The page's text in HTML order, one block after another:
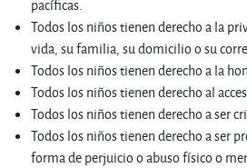
pacíficas.
Todos los niños tienen derecho a la
vida, su familia, su domicilio o su
Todos los niños tienen derecho a la
Todos los niños tienen derecho al
Todos los niños tienen derecho a ser
Todos los niños tienen derecho a ser
forma de perjuicio o abuso físico o